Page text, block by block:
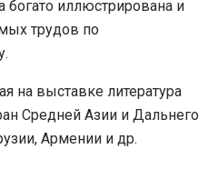
богато иллюстрирована и
трудов по
на выставке литература
Средней Азии и Дальнего
Армении и др.